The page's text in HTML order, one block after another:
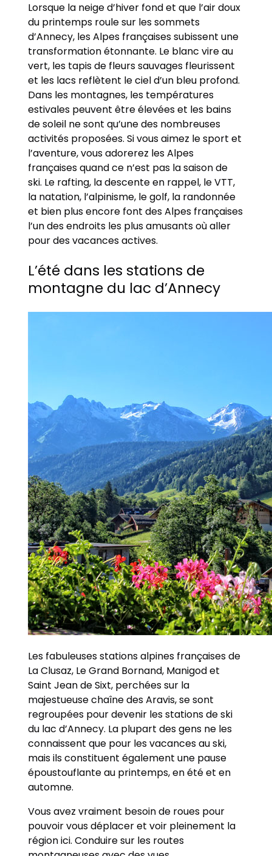
Lorsque la neige d’hiver fond et que l’air doux
du printemps roule sur les sommets
d’Annecy, les Alpes françaises subissent une
transformation étonnante. Le blanc vire au
vert, les tapis de fleurs sauvages fleurissent
et les lacs reflètent le ciel d’un bleu profond.
Dans les montagnes, les températures
estivales peuvent être élevées et les bains
de soleil ne sont qu’une des nombreuses
activités proposées. Si vous aimez le sport et
l’aventure, vous adorerez les Alpes
françaises quand ce n’est pas la saison de
ski. Le rafting, la descente en rappel, le VTT,
la natation, l’alpinisme, le golf, la randonnée
et bien plus encore font des Alpes françaises
l’un des endroits les plus amusants où aller
pour des vacances actives.
L’été dans les stations de
montagne du lac d’Annecy
Les fabuleuses stations alpines françaises de
La Clusaz, Le Grand Bornand, Manigod et
Saint Jean de Sixt, perchées sur la
majestueuse chaîne des Aravis, se sont
regroupées pour devenir les stations de ski
du lac d’Annecy. La plupart des gens ne les
connaissent que pour les vacances au ski,
mais ils constituent également une pause
époustouflante au printemps, en été et en
automne.
Vous avez vraiment besoin de roues pour
pouvoir vous déplacer et voir pleinement la
région ici. Conduire sur les routes